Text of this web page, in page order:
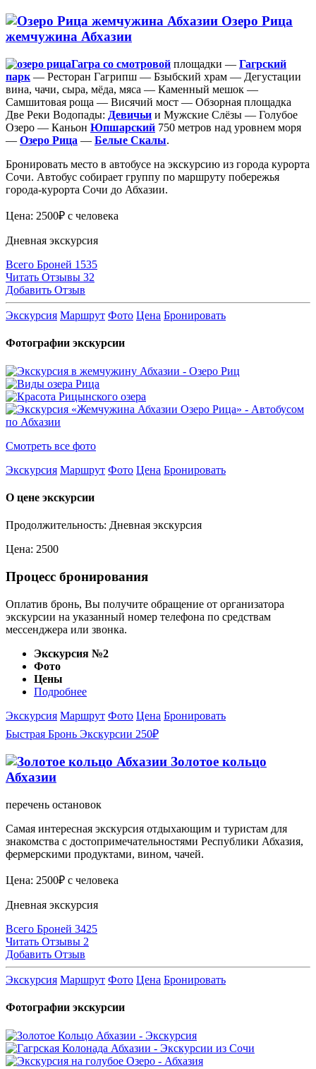
Озеро Рица
жемчужина Абхазии
Гагра со смотровой площадки — Гагрский
парк — Ресторан Гагрипш — Бзыбский храм — Дегустации
вина, чачи, сыра, мёда, мяса — Каменный мешок —
Самшитовая роща — Висячий мост — Обзорная площадка
Две Реки Водопады: Девичьи и Мужские Слёзы — Голубое
Озеро — Каньон Юпшарский 750 метров над уровнем моря
— Озеро Рица — Белые Скалы.
Бронировать место в автобусе на экскурсию из города курорта
Сочи. Автобус собирает группу по маршруту побережья
города-курорта Сочи до Абхазии.
Цена: 2500₽ с человека
Дневная экскурсия
Всего Броней 1535
Читать Отзывы 32
Добавить Отзыв
Экскурсия Маршрут Фото Цена Бронировать
Фотографии экскурсии
Смотреть все фото
Экскурсия Маршрут Фото Цена Бронировать
О цене экскурсии
Продолжительность: Дневная экскурсия
Цена: 2500
Процесс бронирования
Оплатив бронь, Вы получите обращение от организатора
экскурсии на указанный номер телефона по средствам
мессенджера или звонка.
Экскурсия №2
Фото
Цены
Подробнее
Экскурсия Маршрут Фото Цена Бронировать
Быстрая Бронь Экскурсии 250₽
Золотое кольцо
Абхазии
перечень остановок
Самая интересная экскурсия отдыхающим и туристам для
знакомства с достопримечательностями Республики Абхазия,
фермерскими продуктами, вином, чачей.
Цена: 2500₽ с человека
Дневная экскурсия
Всего Броней 3425
Читать Отзывы 2
Добавить Отзыв
Экскурсия Маршрут Фото Цена Бронировать
Фотографии экскурсии